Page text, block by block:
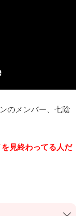
のメンバー、七陰
見終わってる人だ